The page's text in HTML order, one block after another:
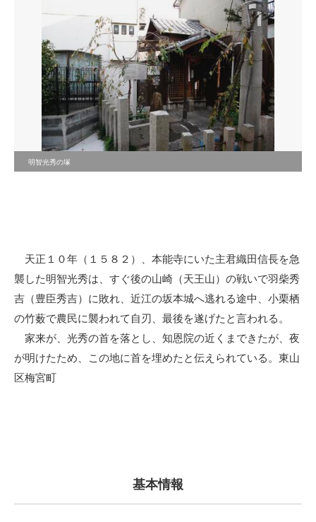
明智光秀の塚
天正１０年（１５８２）、本能寺にいた主君織田信長を急
襲した明智光秀は、すぐ後の山崎（天王山）の戦いで羽柴秀
吉（豊臣秀吉）に敗れ、近江の坂本城へ逃れる途中、小栗栖
の竹薮で農民に襲われて自刃、最後を遂げたと言われる。
家来が、光秀の首を落とし、知恩院の近くまできたが、夜
が明けたため、この地に首を埋めたと伝えられている。東山
区梅宮町
基本情報